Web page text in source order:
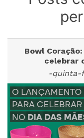
Bowl
celebrar
-quinta-